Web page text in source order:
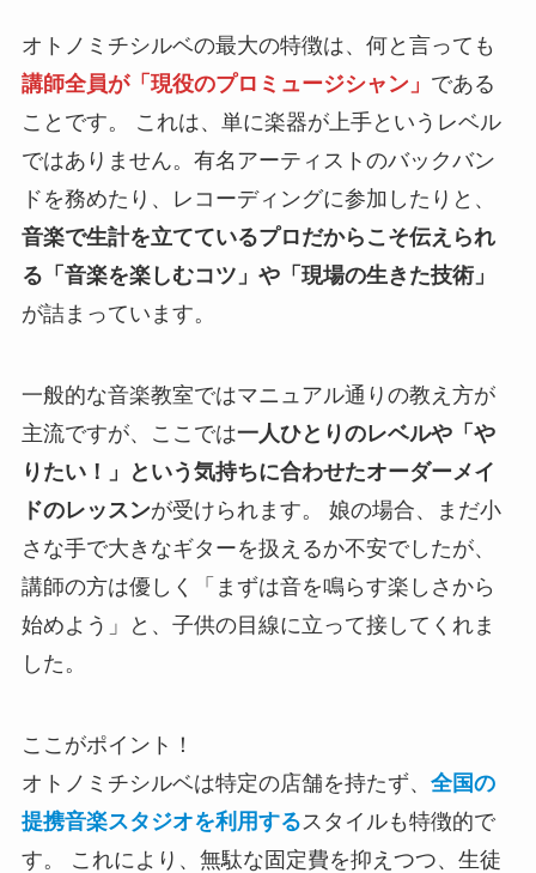
オトノミチシルベの最大の特徴は、何と言っても
講師全員が「現役のプロミュージシャン」 である
ことです。 これは、単に楽器が上手というレベル
ではありません。有名アーティストのバックバン
ドを務めたり、レコーディングに参加したりと、
音楽で生計を立てているプロだからこそ伝えられ
る「音楽を楽しむコツ」や「現場の生きた技術」
が詰まっています。
一般的な音楽教室ではマニュアル通りの教え方が
主流ですが、ここでは一人ひとりのレベルや「や
りたい！」という気持ちに合わせたオーダーメイ
ドのレッスンが受けられます。 娘の場合、まだ小
さな手で大きなギターを扱えるか不安でしたが、
講師の方は優しく「まずは音を鳴らす楽しさから
始めよう」と、子供の目線に立って接してくれま
した。
ここがポイント！
オトノミチシルベは特定の店舗を持たず、 全国の
提携音楽スタジオを利用する スタイルも特徴的で
す。 これにより、無駄な固定費を抑えつつ、生徒